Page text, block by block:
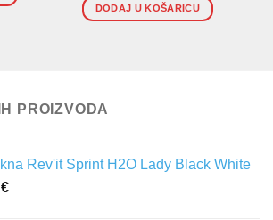
DODAJ U KOŠARICU
PROIZVODA
Rev'it Sprint H2O Lady Black White
€